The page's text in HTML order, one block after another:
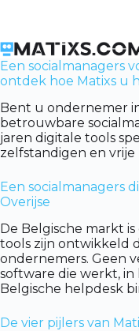
Een socialmanagers
ontdek hoe Matixs u
Bent u ondernemer
betrouwbare
jaren digitale tools
zelfstandigen en vrije
Een socialmanagers
Overijse
De Belgische markt
tools zijn ontwikkeld
ondernemers. Geen
software die werkt,
Belgische helpdesk
De vier pijlers van